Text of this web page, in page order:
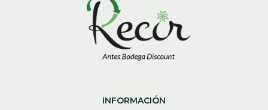
INFORMACIÓN